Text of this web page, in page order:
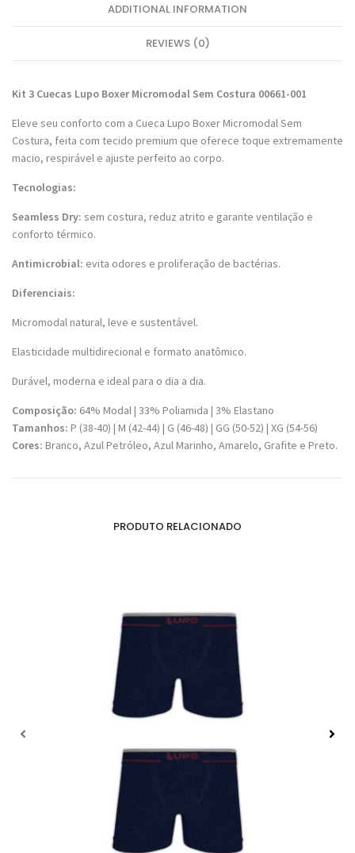
ADDITIONAL INFORMATION
REVIEWS (0)
Kit 3 Cuecas Lupo Boxer Micromodal Sem Costura 00661-001
Eleve seu conforto com a Cueca Lupo Boxer Micromodal Sem
Costura, feita com tecido premium que oferece toque extremamente
macio, respirável e ajuste perfeito ao corpo.
Tecnologias:
Seamless Dry: sem costura, reduz atrito e garante ventilação e
conforto térmico.
Antimicrobial: evita odores e proliferação de bactérias.
Diferenciais:
Micromodal natural, leve e sustentável.
Elasticidade multidirecional e formato anatômico.
Durável, moderna e ideal para o dia a dia.
Composição: 64% Modal | 33% Poliamida | 3% Elastano
Tamanhos: P (38-40) | M (42-44) | G (46-48) | GG (50-52) | XG (54-56)
Cores: Branco, Azul Petróleo, Azul Marinho, Amarelo, Grafite e Preto.
PRODUTO RELACIONADO